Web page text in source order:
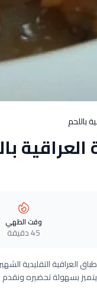
باللحم
وقت الطهي
45 دقيقة
العراقية
يتميز بسهولة تحضيره